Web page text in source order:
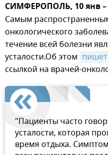
СИМФЕРОПОЛЬ, 10 янв
Самым
онкологического
течение всей болезни
усталости.Об этом пишет
ссылкой на врачей-
"Пациенты часто
усталости, которая
время отдыха.